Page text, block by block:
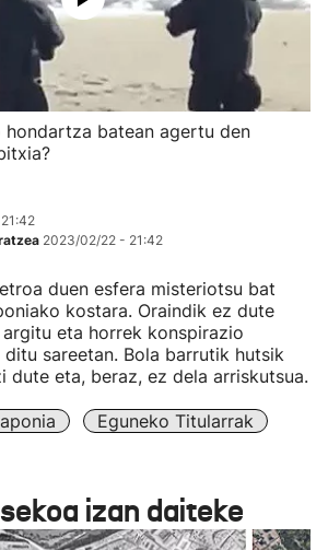
hondartza batean agertu den
2023/02/22 - 21:42
duen esfera misteriotsu bat
kostara. Oraindik ez dute
eta horrek konspirazio
ditu sareetan. Bola barrutik hutsik
dute eta, beraz, ez dela arriskutsua.
Eguneko Titularrak
izan daiteke